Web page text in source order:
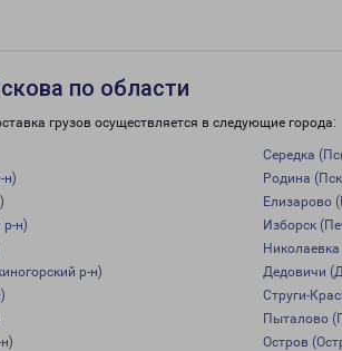
по области
грузов осуществляется в следующие города:
Середка
н)
Родина
Елизарово
н)
Изборск
Николаевка
р-н)
Дедовичи
Струги-
Пыталово
Остров